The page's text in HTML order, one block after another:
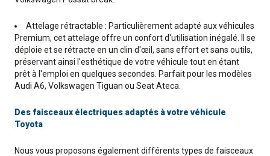
Attelage rétractable : Particulièrement adapté aux véhicules
Premium, cet attelage offre un confort d'utilisation inégalé. Il se
déploie et se rétracte en un clin d'œil, sans effort et sans outils,
préservant ainsi l'esthétique de votre véhicule tout en étant
prêt à l'emploi en quelques secondes. Parfait pour les modèles
Audi A6, Volkswagen Tiguan ou Seat Ateca.
Des faisceaux électriques adaptés à votre véhicule
Toyota
Nous vous proposons également différents types de faisceaux